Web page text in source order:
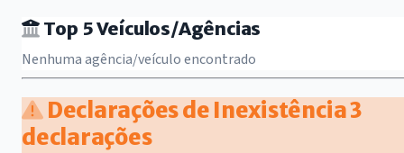
Top 5 Veículos/Agências
Nenhuma agência/veículo encontrado
Declarações de Inexistência3
declarações